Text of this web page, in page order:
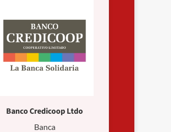
Banco Credicoop Ltdo
Banca